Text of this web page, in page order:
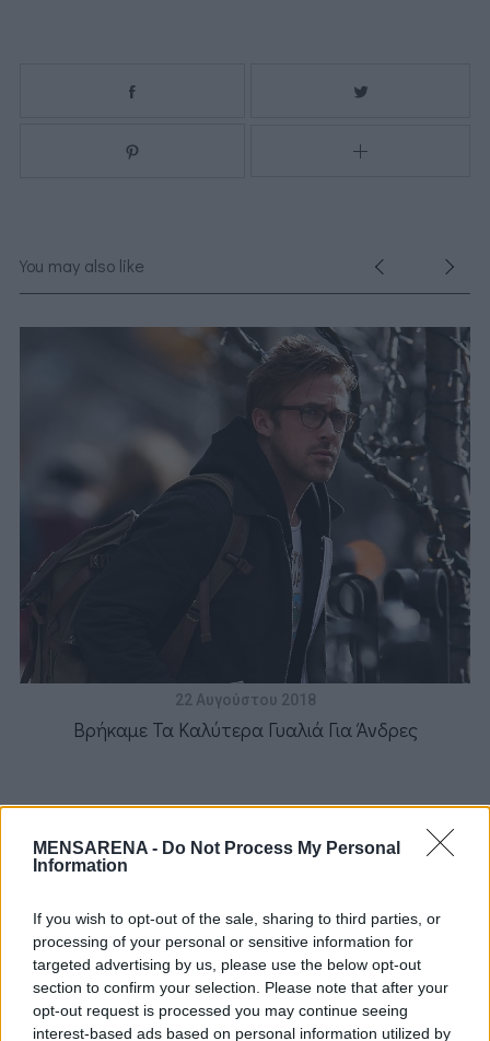
MENSARENA - Do Not Process My Personal
Information
If you wish to opt-out of the sale, sharing to third parties, or
processing of your personal or sensitive information for
targeted advertising by us, please use the below opt-out
section to confirm your selection. Please note that after your
opt-out request is processed you may continue seeing
interest-based ads based on personal information utilized by
You may also like
22 Αυγούστου 2018
Βρήκαμε Τα Καλύτερα Γυαλιά Για Άνδρες
Candles: Κάτι ωραίο να σιγοκαίει
Next article
Palazzo Venart Luxury Hotel / Βενετία: Για
όσους νιώθουν βασιλιάδες
a
c
h
o
r
: